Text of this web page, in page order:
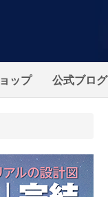
ップ 公式ブログ